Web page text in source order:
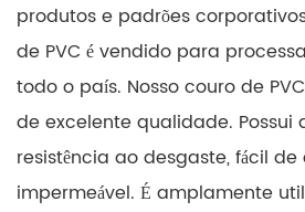
produtos e padrões
de PVC é vendido para
todo o país. Nosso couro de
de excelente qualidade. Possui
resistência ao desgaste, fácil
impermeável. É amplamente